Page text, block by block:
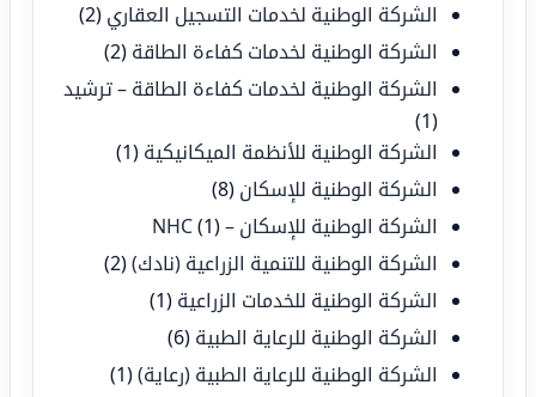
الشركة الوطنية لخدمات التسجيل العقاري (2)
الشركة الوطنية لخدمات كفاءة الطاقة (2)
الشركة الوطنية لخدمات كفاءة الطاقة – ترشيد
(1)
الشركة الوطنية للأنظمة الميكانيكية (1)
الشركة الوطنية للإسكان (8)
الشركة الوطنية للإسكان – NHC(1)
الشركة الوطنية للتنمية الزراعية (نادك)(2)
الشركة الوطنية للخدمات الزراعية (1)
الشركة الوطنية للرعاية الطبية (6)
الشركة الوطنية للرعاية الطبية (رعاية)(1)